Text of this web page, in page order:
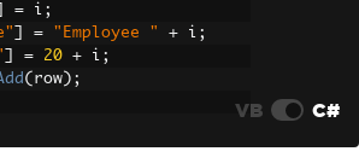
= i ;
= "Employee " + i ;
= 20 + i ;
( row );
VB C#